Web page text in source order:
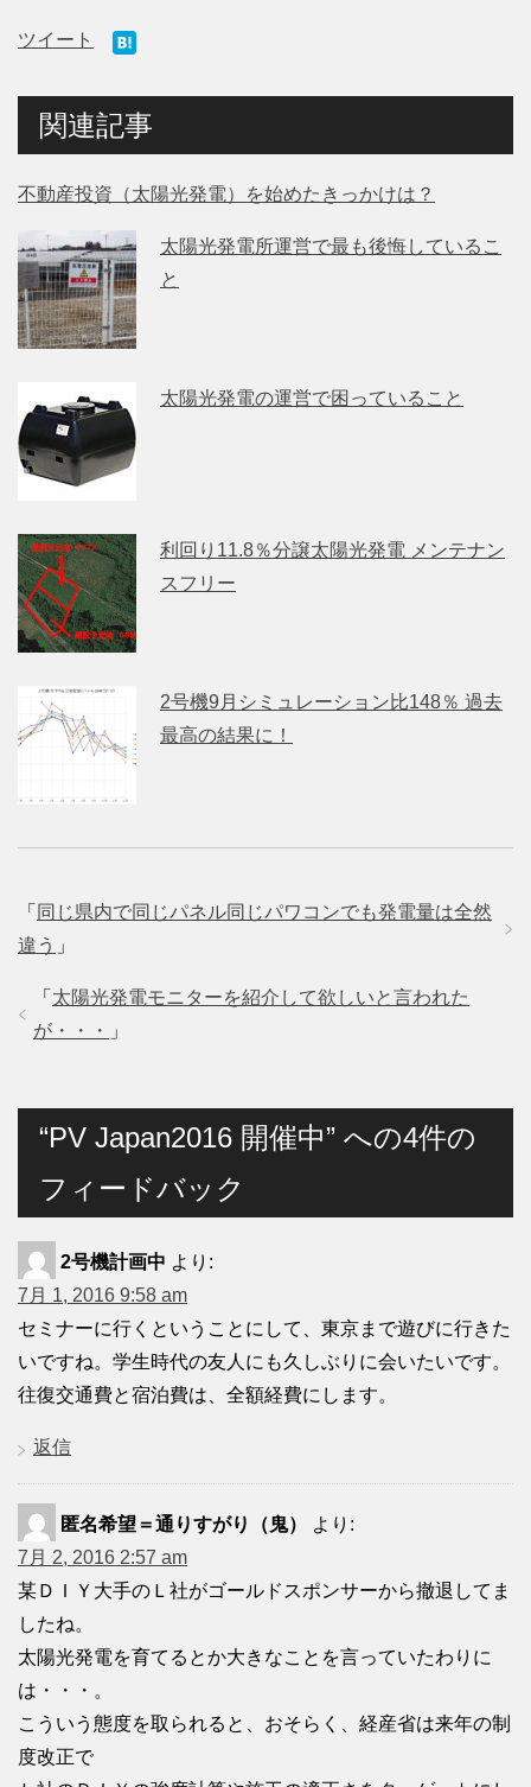
ツイート
関連記事
不動産投資（太陽光発電）を始めたきっかけは？
太陽光発電所運営で最も後悔しているこ
と
太陽光発電の運営で困っていること
利回り11.8％分譲太陽光発電 メンテナン
スフリー
2号機9月シミュレーション比148％ 過去
最高の結果に！
「 同じ県内で同じパネル同じパワコンでも発電量は全然
違う 」
「 太陽光発電モニターを紹介して欲しいと言われた
が・・・
」
“PV Japan2016 開催中” への4件の
フィードバック
2号機計画中 より:
7月 1, 2016 9:58 am
セミナーに行くということにして、東京まで遊びに行きた
いですね。学生時代の友人にも久しぶりに会いたいです。
往復交通費と宿泊費は、全額経費にします。
返信
匿名希望＝通りすがり（鬼）
より:
7月 2, 2016 2:57 am
某ＤＩＹ大手のＬ社がゴールドスポンサーから撤退してま
したね。
太陽光発電を育てるとか大きなことを言っていたわりに
は・・・。
こういう態度を取られると、おそらく、経産省は来年の制
度改正で